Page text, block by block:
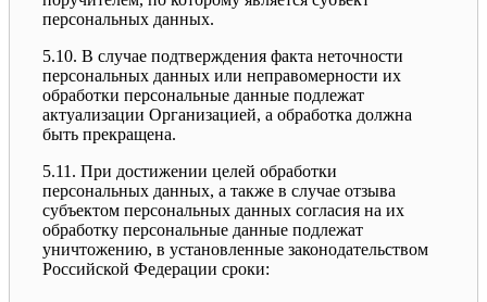
персональных данных.
5.10. В случае подтверждения факта неточности
персональных данных или неправомерности их
обработки персональные данные подлежат
актуализации Организацией, а обработка должна
быть прекращена.
5.11. При достижении целей обработки
персональных данных, а также в случае отзыва
субъектом персональных данных согласия на их
обработку персональные данные подлежат
уничтожению, в установленные законодательством
Российской Федерации сроки: